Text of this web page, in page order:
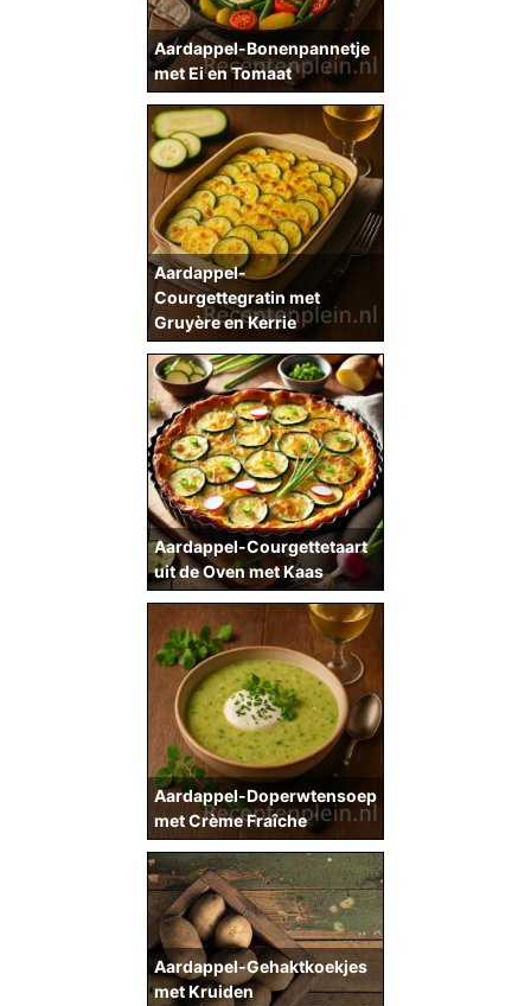
Aardappel-Bonenpannetje
met Ei en Tomaat
Aardappel-
Courgettegratin met
Gruyère en Kerrie
Aardappel-Courgettetaart
uit de Oven met Kaas
Aardappel-Doperwtensoep
met Crème Fraîche
Aardappel-Gehaktkoekjes
met Kruiden